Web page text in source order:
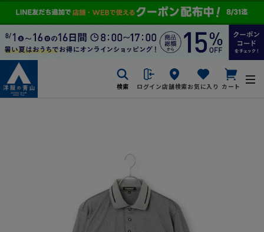
検索 ログイン店舗検索お気に入り カート